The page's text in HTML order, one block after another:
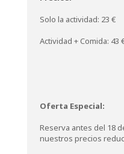
Solo la actividad: 23 €
Actividad + Comida: 43
Oferta Especial:
Reserva antes del 18
nuestros precios